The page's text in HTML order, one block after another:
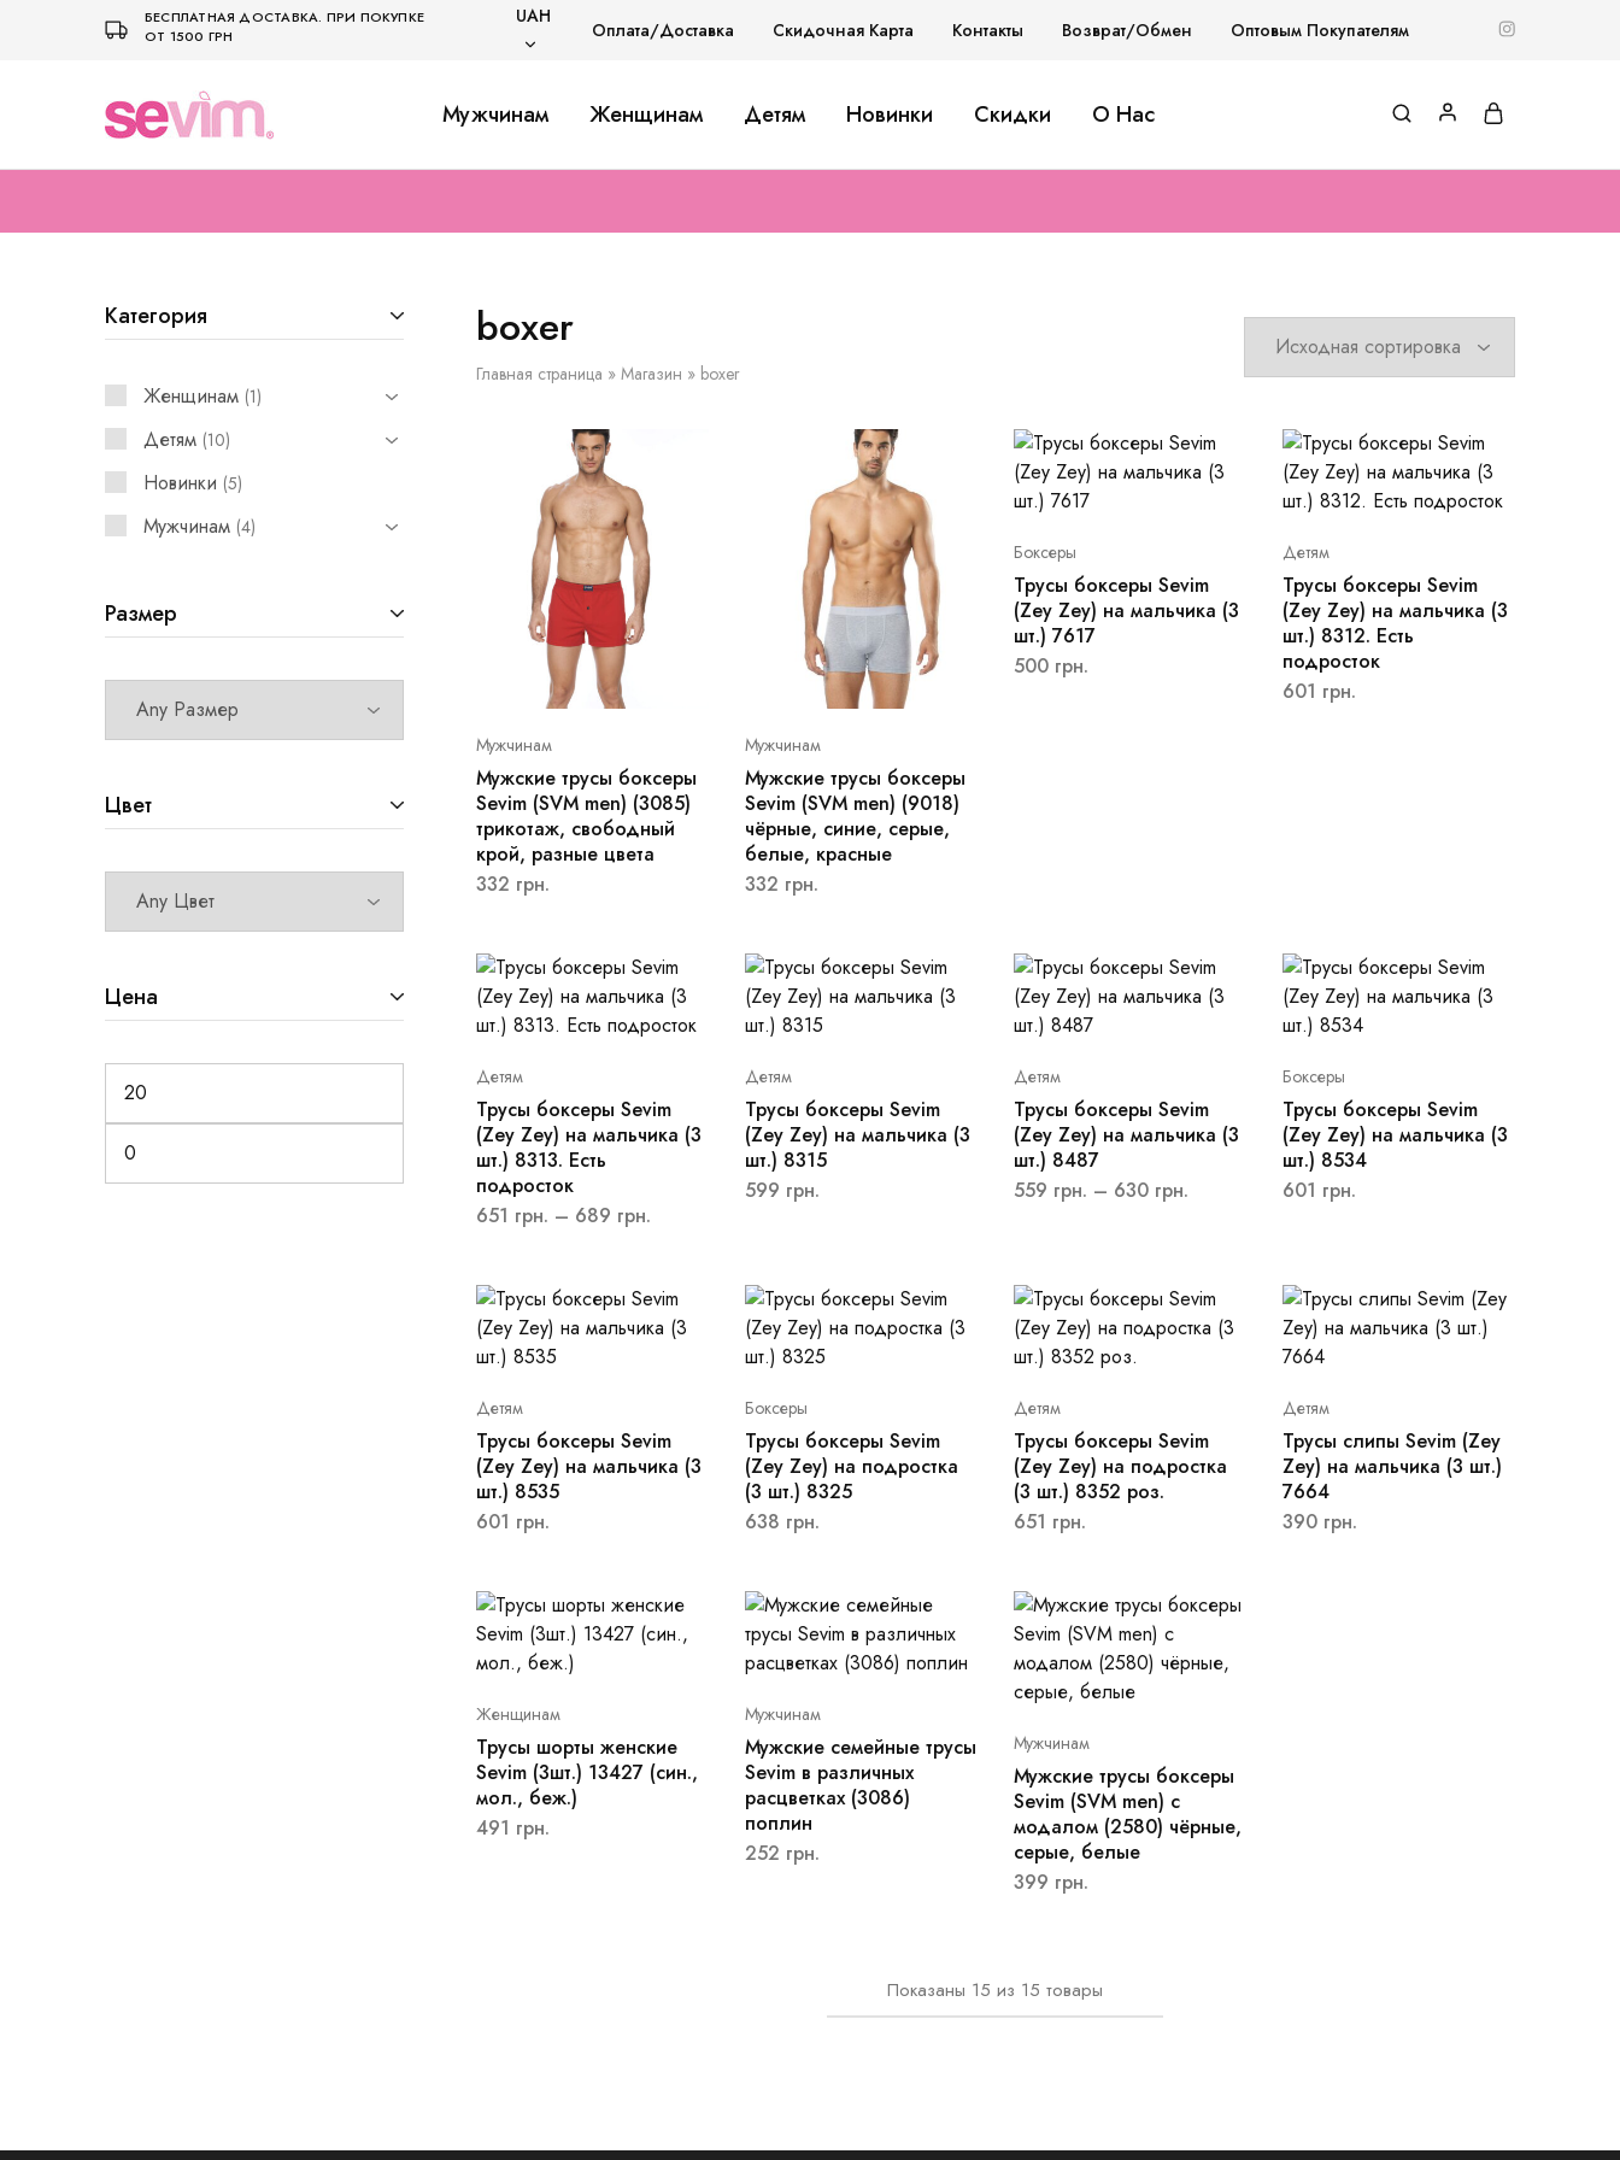
БЕСПЛАТНАЯ ДОСТАВКА. ПРИ ПОКУПКЕ
ОТ 1500 ГРН
UAH
Оплата/Доставка Скидочная Карта Контакты Возврат/Обмен Оптовым Покупателям
Sevim.in.ua
Интернет
магазин
и
Мужчинам Женщинам Детям Новинки Скидки О Нас
boxer
Главная страница » Магазин » boxer
Мужчинам
Мужские трусы боксеры
Sevim (SVM men) (3085)
трикотаж, свободный
крой, разные цвета
332 грн.
Мужчинам
Мужские трусы боксеры
Sevim (SVM men) (9018)
чёрные, синие, серые,
белые, красные
332 грн.
Боксеры
Трусы боксеры Sevim
(Zey Zey) на мальчика (3
шт.) 7617
500 грн.
Детям
Трусы боксеры Sevim
(Zey Zey) на мальчика (3
шт.) 8312. Есть
подросток
601 грн.
Детям
Трусы боксеры Sevim
(Zey Zey) на мальчика (3
шт.) 8313. Есть
подросток
651 грн. – 689 грн.
Детям
Трусы боксеры Sevim
(Zey Zey) на мальчика (3
шт.) 8315
599 грн.
Детям
Трусы боксеры Sevim
(Zey Zey) на мальчика (3
шт.) 8487
559 грн. – 630 грн.
Боксеры
Трусы боксеры Sevim
(Zey Zey) на мальчика (3
шт.) 8534
601 грн.
Детям
Трусы боксеры Sevim
(Zey Zey) на мальчика (3
шт.) 8535
601 грн.
Боксеры
Трусы боксеры Sevim
(Zey Zey) на подростка
(3 шт.) 8325
638 грн.
Детям
Трусы боксеры Sevim
(Zey Zey) на подростка
(3 шт.) 8352 роз.
651 грн.
Детям
Трусы слипы Sevim (Zey
Zey) на мальчика (3 шт.)
7664
390 грн.
Женщинам
Трусы шорты женские
Sevim (3шт.) 13427 (син.,
мол., беж.)
491 грн.
Мужчинам
Мужские семейные трусы
Sevim в различных
расцветках (3086)
поплин
252 грн.
Мужчинам
Мужские трусы боксеры
Sevim (SVM men) с
модалом (2580) чёрные,
серые, белые
399 грн.
Показаны 15из 15товары
Категория
Женщинам 1
Детям 10
Новинки 5
Мужчинам 4
Размер
Цвет
Цена